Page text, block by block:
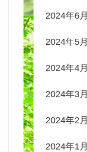
2024年6月
2024年5月
2024年4月
2024年3月
2024年2月
2024年1月